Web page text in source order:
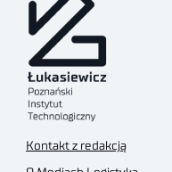
Kontakt z redakcją